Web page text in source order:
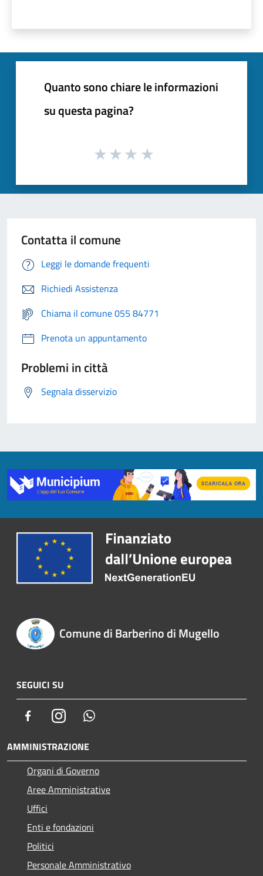
Quanto sono chiare le informazioni
su questa pagina?
Contatta il comune
Leggi le domande frequenti
Richiedi Assistenza
Chiama il comune 055 84771
Prenota un appuntamento
Problemi in città
Segnala disservizio
Comune di Barberino di Mugello
SEGUICI SU
FacebookInstagram
AMMINISTRAZIONE
Organi di Governo
Aree Amministrative
Uffici
Enti e fondazioni
Politici
Personale Amministrativo